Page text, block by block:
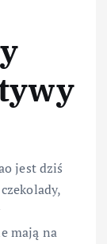
jest dziś
mają na